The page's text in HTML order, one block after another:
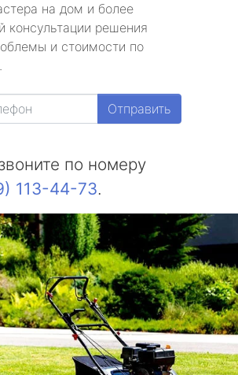
на дом и более
консультации решения
и стоимости по
Отправить
по номеру
113-44-73.